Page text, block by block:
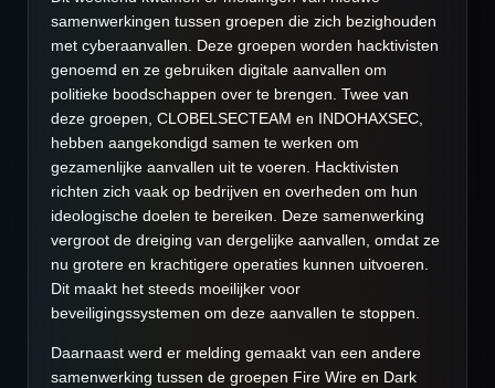
samenwerkingen tussen groepen die zich bezighouden
met cyberaanvallen. Deze groepen worden hacktivisten
genoemd en ze gebruiken digitale aanvallen om
politieke boodschappen over te brengen. Twee van
deze groepen, CLOBELSECTEAM en INDOHAXSEC,
hebben aangekondigd samen te werken om
gezamenlijke aanvallen uit te voeren. Hacktivisten
richten zich vaak op bedrijven en overheden om hun
ideologische doelen te bereiken. Deze samenwerking
vergroot de dreiging van dergelijke aanvallen, omdat ze
nu grotere en krachtigere operaties kunnen uitvoeren.
Dit maakt het steeds moeilijker voor
beveiligingssystemen om deze aanvallen te stoppen.
Daarnaast werd er melding gemaakt van een andere
samenwerking tussen de groepen Fire Wire en Dark